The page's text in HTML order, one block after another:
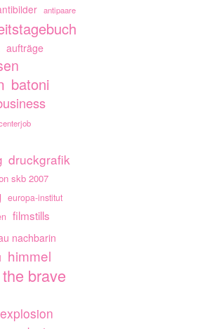
antipaare
aufträge
batoni
druckgrafik
skb 2007
europa-institut
filmstills
nachbarin
himmel
brave